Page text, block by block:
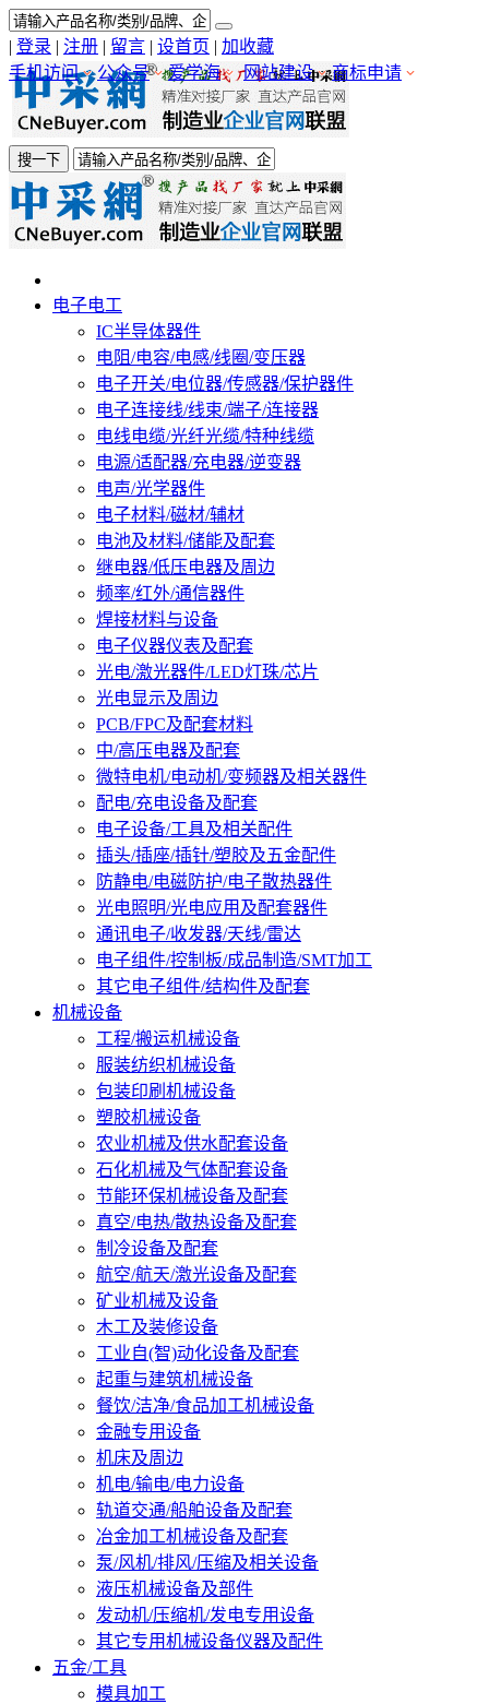
| 登录 | 注册 | 留言 | 设首页 | 加收藏
手机访问
公众号 爱学海 网站建设 商标申请
搜一下
电子电工
IC半导体器件
电阻/电容/电感/线圈/变压器
电子开关/电位器/传感器/保护器件
电子连接线/线束/端子/连接器
电线电缆/光纤光缆/特种线缆
电源/适配器/充电器/逆变器
电声/光学器件
电子材料/磁材/辅材
电池及材料/储能及配套
继电器/低压电器及周边
频率/红外/通信器件
焊接材料与设备
电子仪器仪表及配套
光电/激光器件/LED灯珠/芯片
光电显示及周边
PCB/FPC及配套材料
中/高压电器及配套
微特电机/电动机/变频器及相关器件
配电/充电设备及配套
电子设备/工具及相关配件
插头/插座/插针/塑胶及五金配件
防静电/电磁防护/电子散热器件
光电照明/光电应用及配套器件
通讯电子/收发器/天线/雷达
电子组件/控制板/成品制造/SMT加工
其它电子组件/结构件及配套
机械设备
工程/搬运机械设备
服装纺织机械设备
包装印刷机械设备
塑胶机械设备
农业机械及供水配套设备
石化机械及气体配套设备
节能环保机械设备及配套
真空/电热/散热设备及配套
制冷设备及配套
航空/航天/激光设备及配套
矿业机械及设备
木工及装修设备
工业自(智)动化设备及配套
起重与建筑机械设备
餐饮/洁净/食品加工机械设备
金融专用设备
机床及周边
机电/输电/电力设备
轨道交通/船舶设备及配套
冶金加工机械设备及配套
泵/风机/排风/压缩及相关设备
液压机械设备及部件
发动机/压缩机/发电专用设备
其它专用机械设备仪器及配件
五金/工具
模具加工